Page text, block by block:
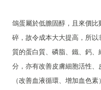
鴿蛋屬於低膽固醇，且來價
碎，故令成本大大提高，所
質的蛋白質、磷脂、鐵、鈣
分，亦有改善皮膚細胞活性
（改善血液循環、增加血色